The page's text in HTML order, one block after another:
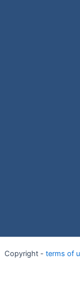
Copyright - terms of